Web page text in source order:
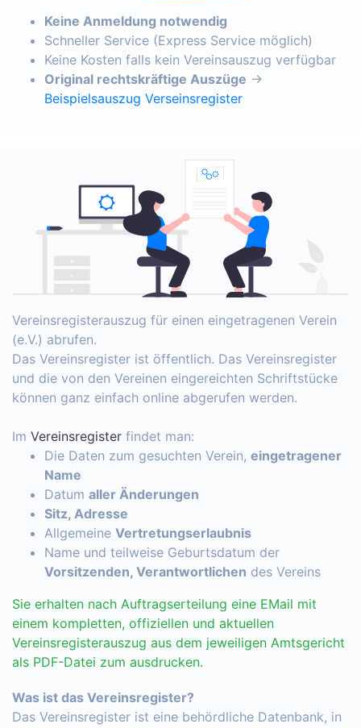
Keine Anmeldung notwendig
Schneller Service (Express Service möglich)
Keine Kosten falls kein Vereinsauszug verfügbar
Original rechtskräftige Auszüge →
Beispielsauszug Verseinsregister
Vereinsregisterauszug für einen eingetragenen Verein
(e.V.) abrufen.
Das Vereinsregister ist öffentlich. Das Vereinsregister
und die von den Vereinen eingereichten Schriftstücke
können ganz einfach online abgerufen werden.
Im Vereinsregister findet man:
Die Daten zum gesuchten Verein, eingetragener
Name
Datum aller Änderungen
Sitz, Adresse
Allgemeine Vertretungserlaubnis
Name und teilweise Geburtsdatum der
Vorsitzenden, Verantwortlichen des Vereins
Sie erhalten nach Auftragserteilung eine EMail mit
einem kompletten, offiziellen und aktuellen
Vereinsregisterauszug aus dem jeweiligen Amtsgericht
als PDF-Datei zum ausdrucken.
Was ist das Vereinsregister?
Das Vereinsregister ist eine behördliche Datenbank, in